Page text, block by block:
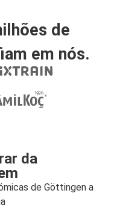
de
em nós.
da
de Göttingen a